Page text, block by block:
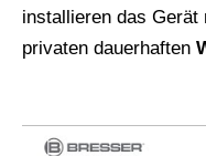
installieren das Gerät
privaten dauerhaften